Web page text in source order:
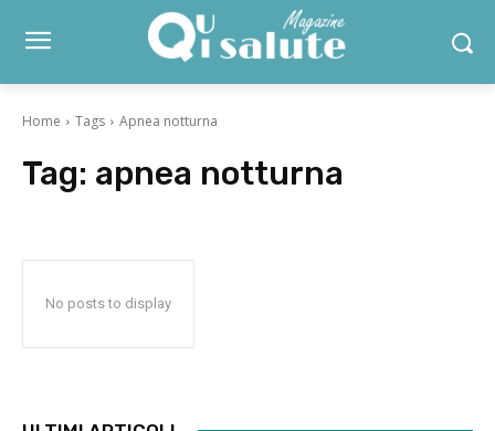
Home Tags Apnea notturna
Tag: apnea notturna
No posts to display